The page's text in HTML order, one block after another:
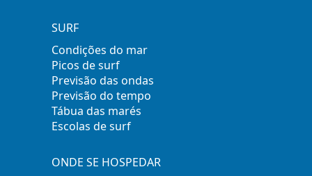
SURF
Condições do mar
Picos de surf
Previsão das ondas
Previsão do tempo
Tábua das marés
Escolas de surf
ONDE SE HOSPEDAR